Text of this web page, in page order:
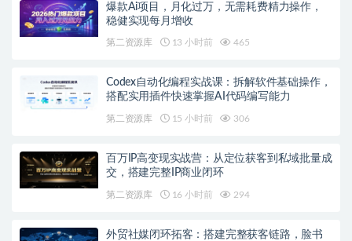
爆款Ai项目，月化过万，无需耗费精力操作，
稳健实现每月增收
第二资源库 13 小时前 465
Codex自动化编程实战课：拆解软件基础操作，
搭配实用插件快速掌握AI代码编写能力
第二资源库 15 小时前 306
百万IP高变现实战营：从定位获客到私域批量成
交，搭建完整IP商业闭环
第二资源库 16 小时前 294
外贸社媒闭环拓客：搭建完整获客链路，脸书